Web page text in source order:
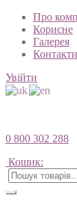
Про
Корисне
Галерея
Контакти
Увійти
0 800 302 288
Кошик: